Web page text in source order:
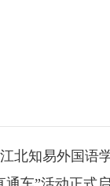
北知易外国语